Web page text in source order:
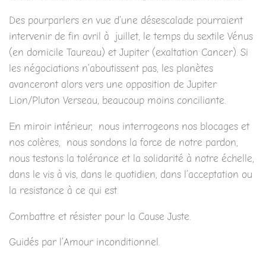
Des pourparlers en vue d’une désescalade pourraient
intervenir de fin avril à juillet, le temps du sextile Vénus
(en domicile Taureau) et Jupiter (exaltation Cancer). Si
les négociations n’aboutissent pas, les planètes
avanceront alors vers une opposition de Jupiter
Lion/Pluton Verseau, beaucoup moins conciliante.
En miroir intérieur, nous interrogeons nos blocages et
nos colères, nous sondons la force de notre pardon,
nous testons la tolérance et la solidarité à notre échelle,
dans le vis à vis, dans le quotidien, dans l’acceptation ou
la resistance à ce qui est.
Combattre et résister pour la Cause Juste.
Guidés par l’Amour inconditionnel.